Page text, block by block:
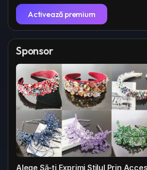
Activează premium
Sponsor
Alege Să-ți Exprimi Stilul Prin